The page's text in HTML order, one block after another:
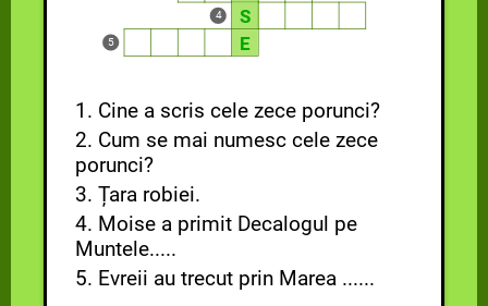
împotriva aproapelui tău.
Să nu poftești nimic din ce este al
4 S
5 E
1. Cine a scris cele zece porunci?
2. Cum se mai numesc cele zece
porunci?
3. Țara robiei.
4. Moise a primit Decalogul pe
Muntele.....
5. Evreii au trecut prin Marea ......